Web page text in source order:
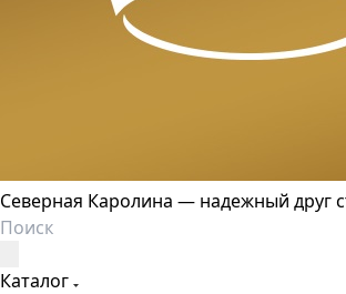
Северная Каролина — надежный друг
Каталог